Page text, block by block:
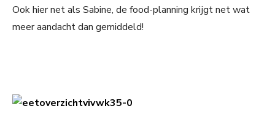
Ook hier net als Sabine, de food-planning krijgt net wat
meer aandacht dan gemiddeld!